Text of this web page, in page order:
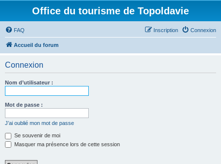
Office du tourisme de Topoldavie
FAQ Connexion
Inscription
Accueil du forum
Connexion
Nom d’utilisateur :
Mot de passe :
J’ai oublié mon mot de passe
Se souvenir de moi
Masquer ma présence lors de cette session